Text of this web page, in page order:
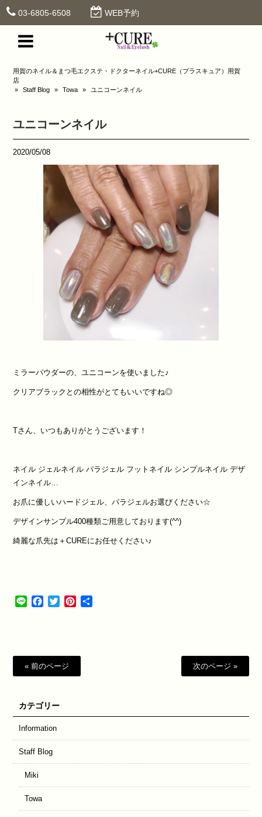
03-6805-6508 WEB予約
用賀のネイル＆まつ毛エクステ・ドクターネイル+CURE（プラスキュア）用賀
店
»
Staff Blog » Towa » ユニコーンネイル
ユニコーンネイル
2020/05/08
ミラーパウダーの、ユニコーンを使いました♪
クリアブラックとの相性がとてもいいですね◎
Tさん、いつもありがとうございます！
ネイル ジェルネイル パラジェル フットネイル シンプルネイル デザ
インネイル…
お爪に優しいハードジェル、パラジェルお選びください☆
デザインサンプル400種類ご用意しております(^^)
綺麗な爪先は＋CUREにお任せください♪
Line Facebook
TwitterPinterest
« 前のページ 次のページ »
カテゴリー
Information
Staff Blog
Miki
Towa